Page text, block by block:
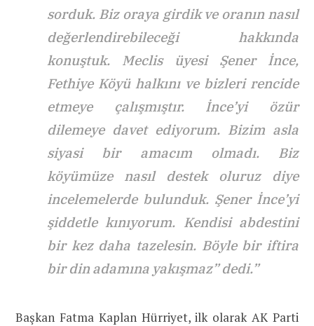
sorduk. Biz oraya girdik ve oranın nasıl
değerlendirebileceği hakkında
konuştuk. Meclis üyesi Şener İnce,
Fethiye Köyü halkını ve bizleri rencide
etmeye çalışmıştır. İnce’yi özür
dilemeye davet ediyorum. Bizim asla
siyasi bir amacım olmadı. Biz
köyümüze nasıl destek oluruz diye
incelemelerde bulunduk. Şener İnce’yi
şiddetle kınıyorum. Kendisi abdestini
bir kez daha tazelesin. Böyle bir iftira
bir din adamına yakışmaz” dedi.”
Başkan Fatma Kaplan Hürriyet, ilk olarak AK Parti